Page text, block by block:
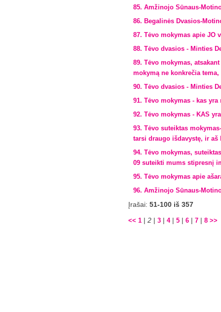
85. Amžinojo Sūnaus-
86. Begalinės Dvasios-
87. Tėvo mokymas apie JO
88. Tėvo dvasios - Minties
89. Tėvo mokymas,
mokymą ne konkrečia
90. Tėvo dvasios - Minties
91. Tėvo mokymas - kas yra
92. Tėvo mokymas - KAS
93. Tėvo suteiktas
tarsi draugo išdavystę, ir aš
94. Tėvo mokymas,
09 suteikti mums stipresnį
95. Tėvo mokymas apie
96. Amžinojo Sūnaus-
Įrašai: 51-100 iš 357
<< 1 | 2 | 3 | 4| 5 | 6 | 7 | 8 >>